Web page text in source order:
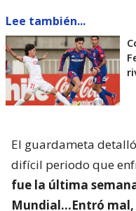
Lee también...
El guardameta
difícil periodo que
fue la última
Mundial…Entró mal,